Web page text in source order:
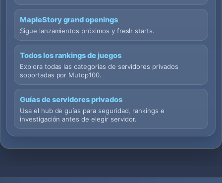
MapleStory grand openings
Sigue lanzamientos próximos y fresh starts.
Todos los rankings de juegos
Explora todas las categorías de servidores privados
soportadas por Mutop100.
Guías de servidores privados
Usa el hub de guías para seguridad, rankings e
investigación antes de elegir servidor.